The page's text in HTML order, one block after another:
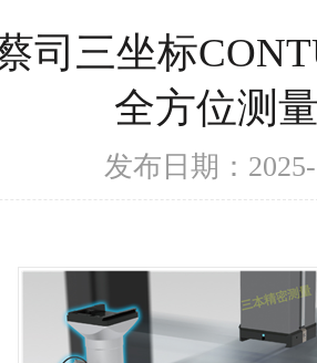
司三坐标
全方位测
发布日期：